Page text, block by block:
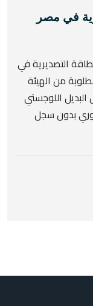
في مصر
التصديرية في
المطلوبة من الهيئة
اللوجستي
بدون سجل